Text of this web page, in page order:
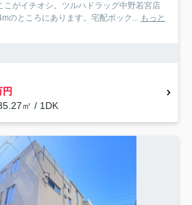
こがイチオシ。ツルハドラッグ中野若宮店
のところにあります。宅配ボック... もっと
円
㎡ / 1DK